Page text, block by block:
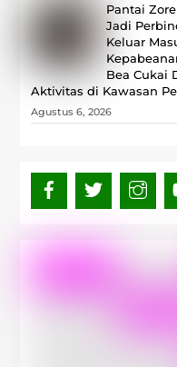
Pantai
Jadi
Keluar
Bea Cukai
Aktivitas di Kawasan
Agustus 6, 2026